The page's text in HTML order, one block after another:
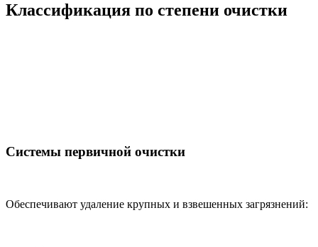
Классификация по степени очистки
Системы первичной очистки
Обеспечивают удаление крупных и взвешенных загрязнений: